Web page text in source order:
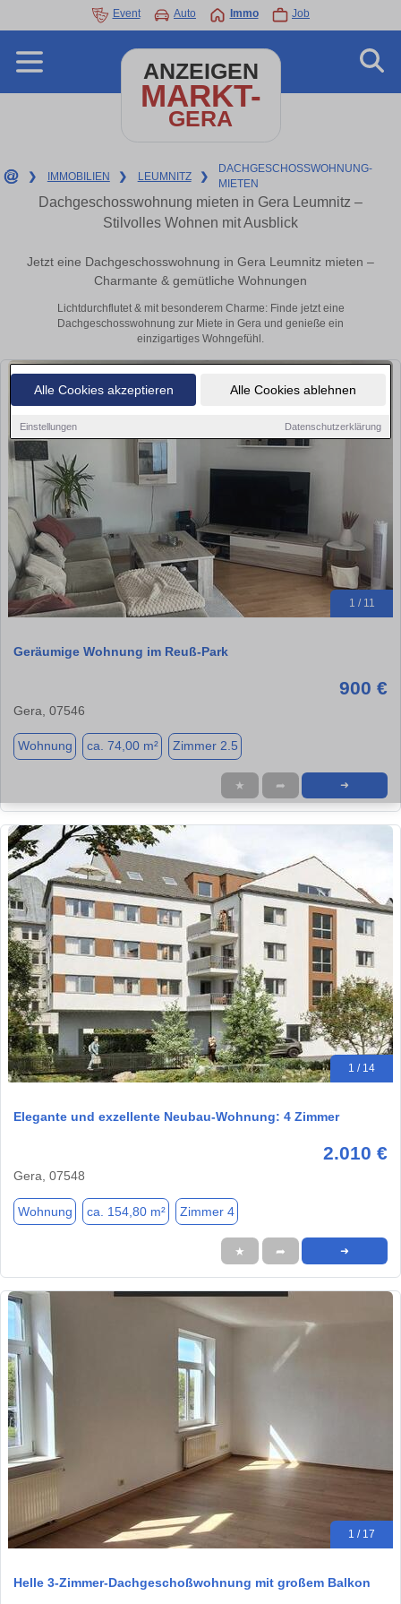
Alle Cookies akzeptieren Alle Cookies ablehnen
Einstellungen Datenschutzerklärung
Event Auto Immo Job
ANZEIGEN
MARKT-
GERA
❯ IMMOBILIEN ❯ LEUMNITZ ❯
DACHGESCHOSSWOHNUNG-
MIETEN
Dachgeschosswohnung mieten in Gera Leumnitz –
Stilvolles Wohnen mit Ausblick
Jetzt eine Dachgeschosswohnung in Gera Leumnitz mieten –
Charmante & gemütliche Wohnungen
Lichtdurchflutet & mit besonderem Charme: Finde jetzt eine
Dachgeschosswohnung zur Miete in Gera und genieße ein
einzigartiges Wohngefühl.
1 / 11
Geräumige Wohnung im Reuß-Park
900 €
Gera, 07546
Wohnung ca. 74,00 m² Zimmer 2.5
★ ➦ ➜
1 / 14
Elegante und exzellente Neubau-Wohnung: 4 Zimmer
2.010 €
Gera, 07548
Wohnung ca. 154,80 m² Zimmer 4
★ ➦ ➜
1 / 17
Helle 3-Zimmer-Dachgeschoßwohnung mit großem Balkon